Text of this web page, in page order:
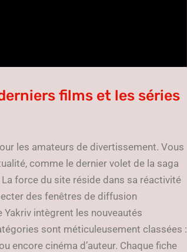
films et les séries
les amateurs de divertissement. Vous
comme le dernier volet de la saga
force du site réside dans sa réactivité
des fenêtres de diffusion
intègrent les nouveautés
sont méticuleusement classées :
encore cinéma d’auteur. Chaque fiche